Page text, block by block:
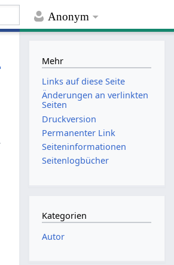
Anonym
Mehr
Links auf diese Seite
Änderungen an verlinkten
Seiten
Druckversion
Permanenter Link
Seiten­­informationen
Seitenlogbücher
Kategorien
Autor